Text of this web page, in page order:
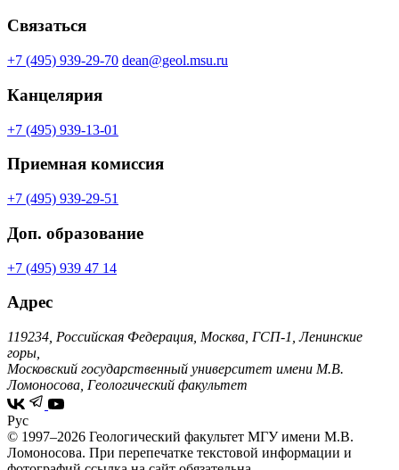
Связаться
+7 (495) 939-29-70 dean@geol.msu.ru
Канцелярия
+7 (495) 939-13-01
Приемная комиссия
+7 (495) 939-29-51
Доп. образование
+7 (495) 939 47 14
Адрес
119234, Российская Федерация, Москва, ГСП-1, Ленинские
горы,
Московский государственный университет имени М.В.
Ломоносова, Геологический факультет
Рус
© 1997–2026 Геологический факультет МГУ имени М.В.
Ломоносова. При перепечатке текстовой информации и